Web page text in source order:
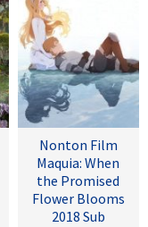
Nonton Film
Maquia: When
the Promised
Flower Blooms
2018 Sub